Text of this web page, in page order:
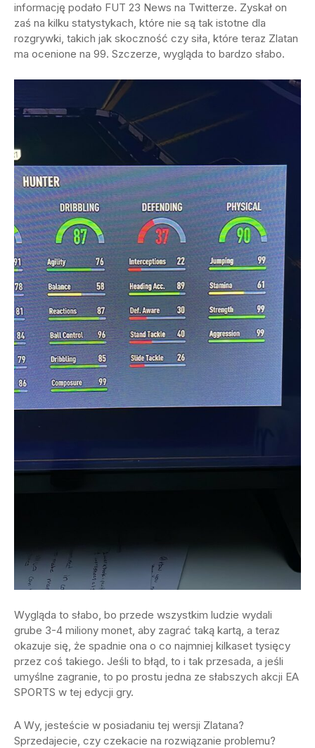
informację podało FUT 23 News na Twitterze. Zyskał on
zaś na kilku statystykach, które nie są tak istotne dla
rozgrywki, takich jak skoczność czy siła, które teraz Zlatan
ma ocenione na 99. Szczerze, wygląda to bardzo słabo.
Wygląda to słabo, bo przede wszystkim ludzie wydali
grube 3-4 miliony monet, aby zagrać taką kartą, a teraz
okazuje się, że spadnie ona o co najmniej kilkaset tysięcy
przez coś takiego. Jeśli to błąd, to i tak przesada, a jeśli
umyślne zagranie, to po prostu jedna ze słabszych akcji EA
SPORTS w tej edycji gry.
A Wy, jesteście w posiadaniu tej wersji Zlatana?
Sprzedajecie, czy czekacie na rozwiązanie problemu?